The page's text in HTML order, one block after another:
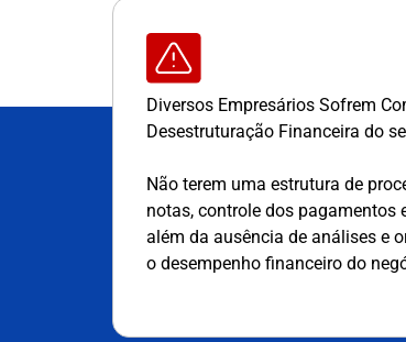
Diversos Empresários Sofrem
Desestruturação Financeira do
Não terem uma estrutura de
notas, controle dos pagamentos
além da ausência de análises e
o desempenho financeiro do